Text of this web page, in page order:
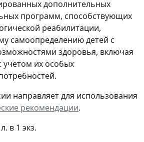
дополнительных
программ, способствующих
реабилитации,
самоопределению детей с
здоровья, включая
учетом их особых
направляет для использования
рекомендации.
в 1 экз.